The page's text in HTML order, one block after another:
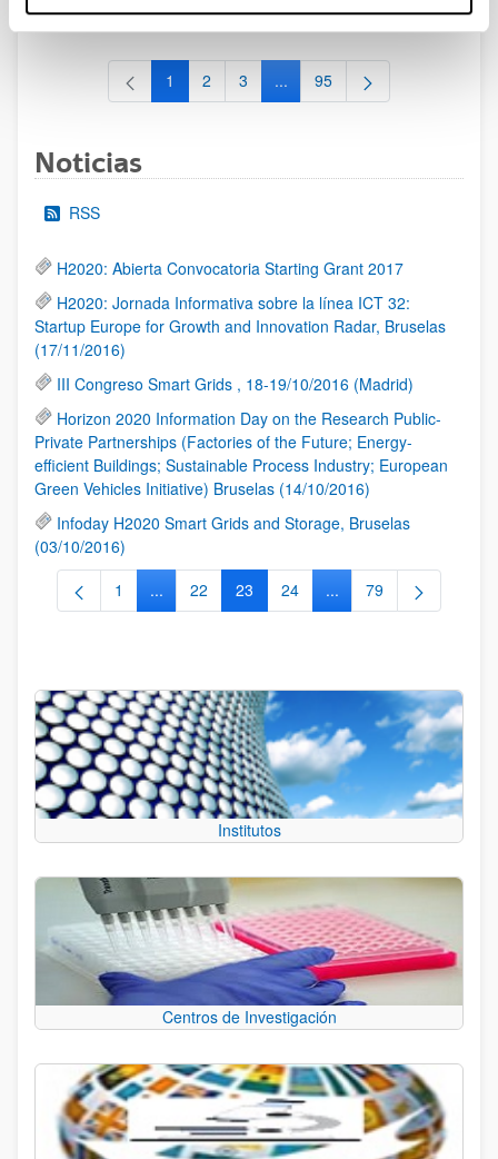
Página
1 Página
2 Página
3 ...Páginas intermedias Use TAB
Página
95
Noticias
RSS
H2020: Abierta Convocatoria Starting Grant 2017
H2020: Jornada Informativa sobre la línea ICT 32:
Startup Europe for Growth and Innovation Radar, Bruselas
(17/11/2016)
III Congreso Smart Grids , 18-19/10/2016 (Madrid)
Horizon 2020 Information Day on the Research Public-
Private Partnerships (Factories of the Future; Energy-
efficient Buildings; Sustainable Process Industry; European
Green Vehicles Initiative) Bruselas (14/10/2016)
Infoday H2020 Smart Grids and Storage, Bruselas
(03/10/2016)
Página
1 ...Páginas intermedias Use TAB para desplazarse.
Página
22 Página
23 Página
24 ...Páginas intermedias
Página
79
Institutos
Centros de Investigación